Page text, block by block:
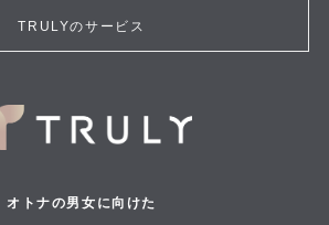
TRULYのサービス
オトナの男女に向けた